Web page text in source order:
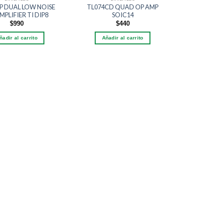
DUAL LOW NOISE
TI DIP8
$990
al carrito
TL074CD QUAD OP AMP
SOIC14
$440
Añadir al carrito